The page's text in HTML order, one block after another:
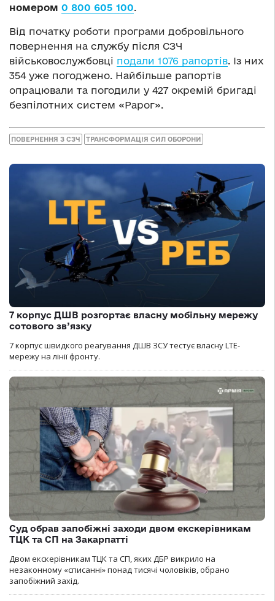
номером 0 800 605 100.
Від початку роботи програми добровільного
повернення на службу після СЗЧ
військовослужбовці подали 1076 рапортів. Із них
354 уже погоджено. Найбільше рапортів
опрацювали та погодили у 427 окремій бригаді
безпілотних систем «Рарог».
ПОВЕРНЕННЯ З СЗЧ ТРАНСФОРМАЦІЯ СИЛ ОБОРОНИ
7 корпус ДШВ розгортає власну мобільну мережу
сотового зв’язку
7 корпус швидкого реагування ДШВ ЗСУ тестує власну LTE-
мережу на лінії фронту.
Суд обрав запобіжні заходи двом екскерівникам
ТЦК та СП на Закарпатті
Двом екскерівникам ТЦК та СП, яких ДБР викрило на
незаконному «списанні» понад тисячі чоловіків, обрано
запобіжний захід.